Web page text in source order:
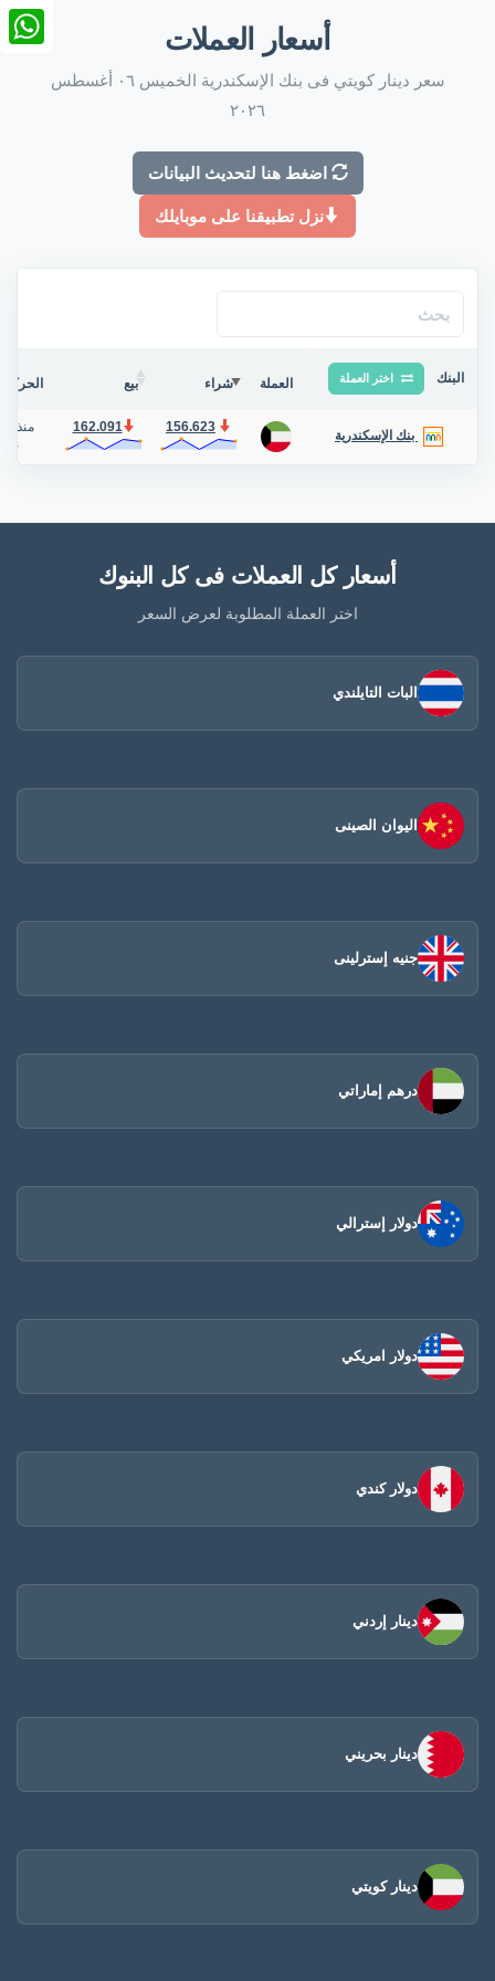
أسعار العملات
سعر دينار كويتي فى بنك الإسكندرية الخميس ٠٦ أغسطس
٢٠٢٦
اضغط هنا لتحديث البيانات
نزل تطبيقنا على موبايلك
البنك اختر العملة العملة شراء بيع الحركة
بنك الإسكندرية
156.623
162.091
منذ 24 دقيقة
أسعار كل العملات فى كل البنوك
اختر العملة المطلوبة لعرض السعر
البات التايلندي
اليوان الصينى​
جنيه إسترلينى
درهم إماراتي
دولار إسترالي
دولار امريكي
دولار كندي
دينار إردني
دينار بحريني
دينار كويتي